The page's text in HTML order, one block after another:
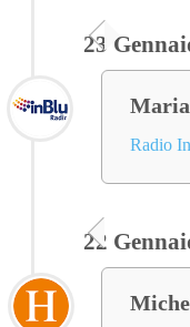
23
Radio
22